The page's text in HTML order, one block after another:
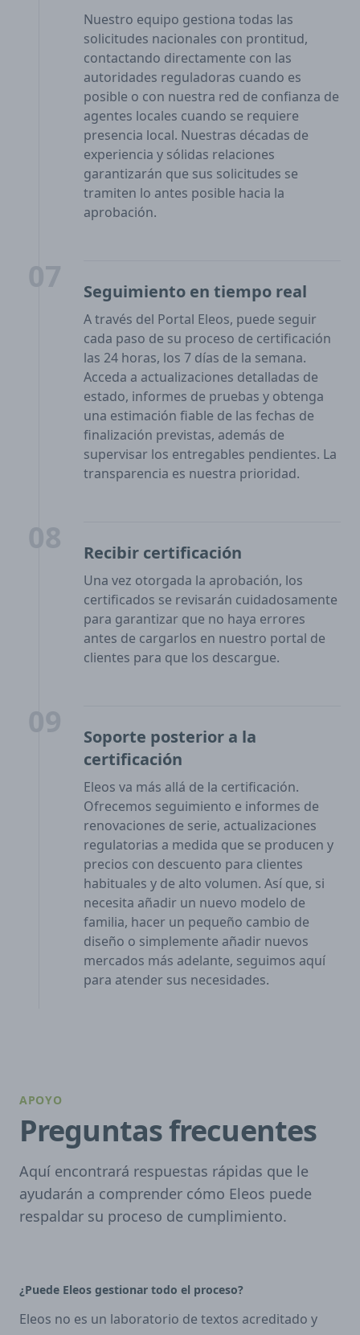
Nuestro equipo gestiona todas las
solicitudes nacionales con prontitud,
contactando directamente con las
autoridades reguladoras cuando es
posible o con nuestra red de confianza de
agentes locales cuando se requiere
presencia local. Nuestras décadas de
experiencia y sólidas relaciones
garantizarán que sus solicitudes se
tramiten lo antes posible hacia la
aprobación.
Seguimiento en tiempo real
A través del Portal Eleos, puede seguir
cada paso de su proceso de certificación
las 24 horas, los 7 días de la semana.
Acceda a actualizaciones detalladas de
estado, informes de pruebas y obtenga
una estimación fiable de las fechas de
finalización previstas, además de
supervisar los entregables pendientes. La
transparencia es nuestra prioridad.
Recibir certificación
Una vez otorgada la aprobación, los
certificados se revisarán cuidadosamente
para garantizar que no haya errores
antes de cargarlos en nuestro portal de
clientes para que los descargue.
Soporte posterior a la
certificación
Eleos va más allá de la certificación.
Ofrecemos seguimiento e informes de
renovaciones de serie, actualizaciones
regulatorias a medida que se producen y
precios con descuento para clientes
habituales y de alto volumen. Así que, si
necesita añadir un nuevo modelo de
familia, hacer un pequeño cambio de
diseño o simplemente añadir nuevos
mercados más adelante, seguimos aquí
para atender sus necesidades.
APOYO
Preguntas frecuentes
Aquí encontrará respuestas rápidas que le
ayudarán a comprender cómo Eleos puede
respaldar su proceso de cumplimiento.
¿Puede Eleos gestionar todo el proceso?
Eleos no es un laboratorio de textos acreditado y